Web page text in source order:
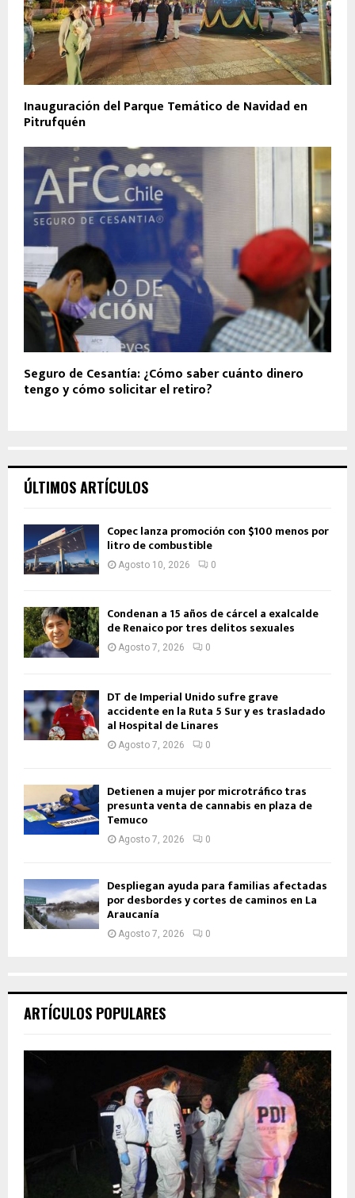
Inauguración del Parque Temático de Navidad en
Pitrufquén
Seguro de Cesantía: ¿Cómo saber cuánto dinero
tengo y cómo solicitar el retiro?
ÚLTIMOS ARTÍCULOS
Copec lanza promoción con $100 menos por
litro de combustible
Agosto 10, 2026 0
Condenan a 15 años de cárcel a exalcalde
de Renaico por tres delitos sexuales
Agosto 7, 2026 0
DT de Imperial Unido sufre grave
accidente en la Ruta 5 Sur y es trasladado
al Hospital de Linares
Agosto 7, 2026 0
Detienen a mujer por microtráfico tras
presunta venta de cannabis en plaza de
Temuco
Agosto 7, 2026 0
Despliegan ayuda para familias afectadas
por desbordes y cortes de caminos en La
Araucanía
Agosto 7, 2026 0
ARTÍCULOS POPULARES